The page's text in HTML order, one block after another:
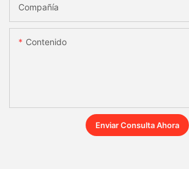
Compañía
Contenido
Enviar Consulta Ahora